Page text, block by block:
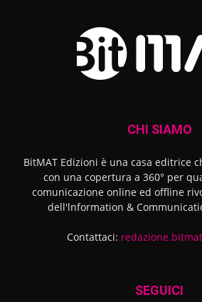
CHI SIAMO
BitMAT Edizioni è una casa editrice
con una copertura a 360° per
comunicazione online ed offline
dell'lnformation &
Contattaci:
SEGUICI